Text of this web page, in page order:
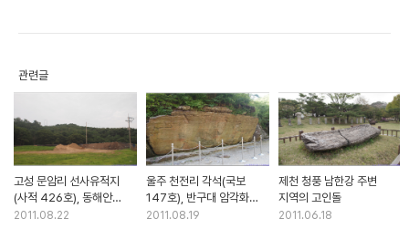
관련글
고성 문암리 선사유적지
(사적 426호), 동해안
신석기시대 유적지
2011.08.22
울주 천전리 각석(국보
147호), 반구대 암각화
인근 대곡천변에 있는
2011.08.19
제천 청풍 남한강 주변
지역의 고인돌
2011.06.18